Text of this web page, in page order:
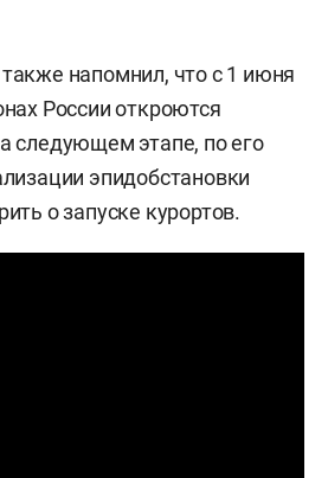
напомнил, что с 1 июня
России откроются
следующем этапе, по его
эпидобстановки
о запуске курортов.